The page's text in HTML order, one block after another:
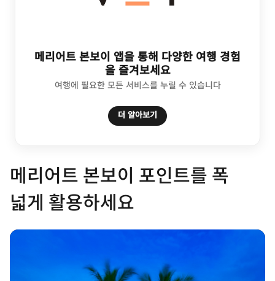
메리어트 본보이 앱을 통해 다양한 여행 경험
을 즐겨보세요
여행에 필요한 모든 서비스를 누릴 수 있습니다
더 알아보기
메리어트 본보이 포인트를 폭
넓게 활용하세요